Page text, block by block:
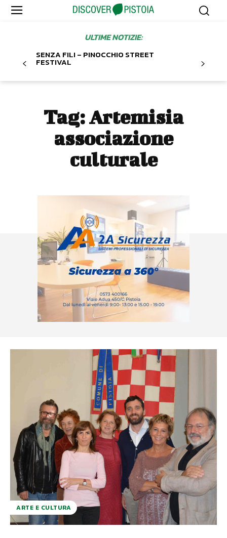
ULTIME NOTIZIE:
SENZA FILI – PINOCCHIO STREET
FESTIVAL
Tag:Artemisia
associazione
culturale
ARTE E CULTURA